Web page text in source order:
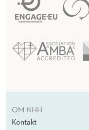
OM NHH
Kontakt